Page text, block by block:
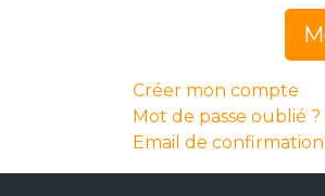
Créer mon compte
Mot de passe oublié ?
Email de